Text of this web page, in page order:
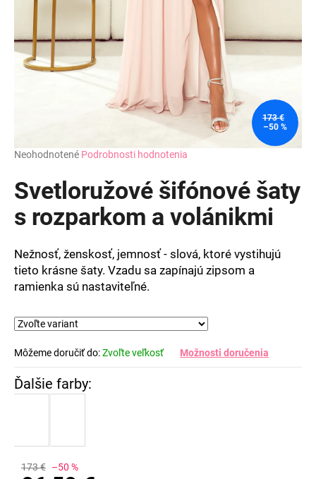
Priemerné
produktu
je
z
hviezdičiek.
Neohodnotené Podrobnosti hodnotenia
Svetloružové šifónové šaty
s rozparkom a volánikmi
Nežnosť, ženskosť, jemnosť - slová, ktoré vystihujú
tieto krásne šaty. Vzadu sa zapínajú zipsom a
ramienka sú nastaviteľné.
Môžeme doručiť do:Zvoľte veľkosť Možnosti doručenia
173 € –50 %
173 €
–50 %